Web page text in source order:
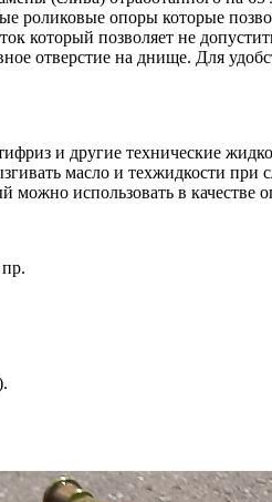
роликовые опоры которые
который позволяет не
отверстие на днище. Для
и другие технические
масло и техжидкости при
можно использовать в качестве